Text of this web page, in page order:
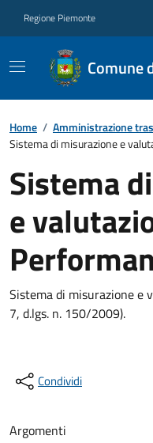
Regione Piemonte
Comune
Home / Amministrazione
Sistema di misurazione e
Sistema
e
Sistema di misurazione e
7, d.lgs. n. 150/2009).
Condividi
Argomenti